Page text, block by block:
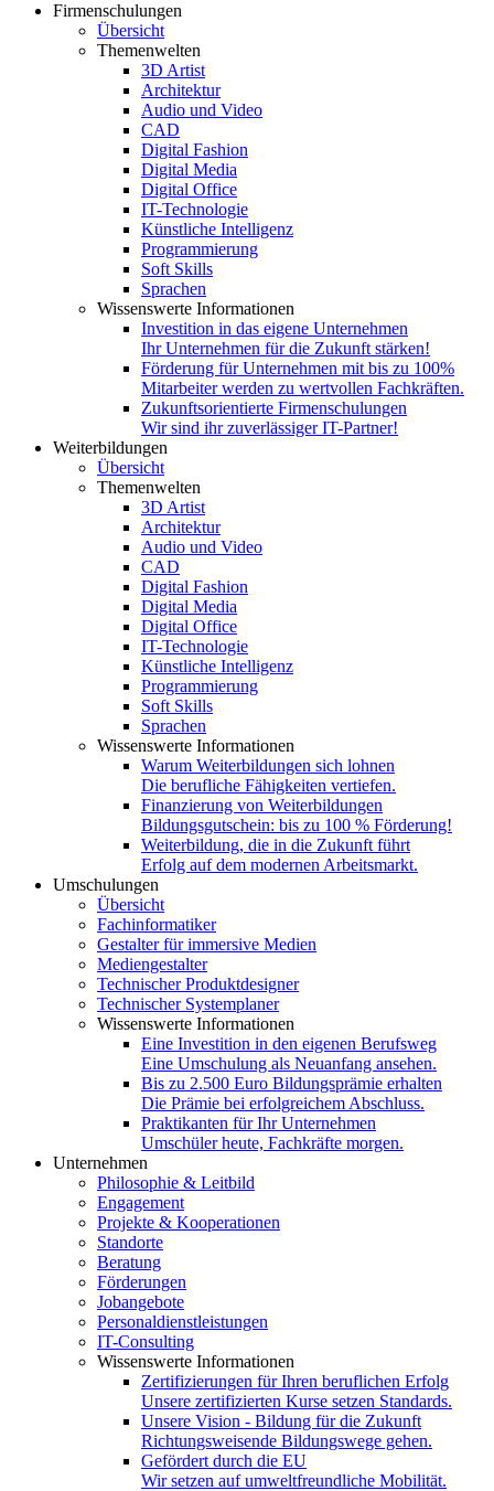
Firmenschulungen
Übersicht
Themenwelten
3D Artist
Architektur
Audio und Video
CAD
Digital Fashion
Digital Media
Digital Office
IT-Technologie
Künstliche Intelligenz
Programmierung
Soft Skills
Sprachen
Wissenswerte Informationen
Investition in das eigene Unternehmen
Ihr Unternehmen für die Zukunft stärken!
Förderung für Unternehmen mit bis zu 100%
Mitarbeiter werden zu wertvollen Fachkräften.
Zukunftsorientierte Firmenschulungen
Wir sind ihr zuverlässiger IT-Partner!
Weiterbildungen
Übersicht
Themenwelten
3D Artist
Architektur
Audio und Video
CAD
Digital Fashion
Digital Media
Digital Office
IT-Technologie
Künstliche Intelligenz
Programmierung
Soft Skills
Sprachen
Wissenswerte Informationen
Warum Weiterbildungen sich lohnen
Die berufliche Fähigkeiten vertiefen.
Finanzierung von Weiterbildungen
Bildungsgutschein: bis zu 100 % Förderung!
Weiterbildung, die in die Zukunft führt
Erfolg auf dem modernen Arbeitsmarkt.
Umschulungen
Übersicht
Fachinformatiker
Gestalter für immersive Medien
Mediengestalter
Technischer Produktdesigner
Technischer Systemplaner
Wissenswerte Informationen
Eine Investition in den eigenen Berufsweg
Eine Umschulung als Neuanfang ansehen.
Bis zu 2.500 Euro Bildungsprämie erhalten
Die Prämie bei erfolgreichem Abschluss.
Praktikanten für Ihr Unternehmen
Umschüler heute, Fachkräfte morgen.
Unternehmen
Philosophie & Leitbild
Engagement
Projekte & Kooperationen
Standorte
Beratung
Förderungen
Jobangebote
Personaldienstleistungen
IT-Consulting
Wissenswerte Informationen
Zertifizierungen für Ihren beruflichen Erfolg
Unsere zertifizierten Kurse setzen Standards.
Unsere Vision - Bildung für die Zukunft
Richtungsweisende Bildungswege gehen.
Gefördert durch die EU
Wir setzen auf umweltfreundliche Mobilität.